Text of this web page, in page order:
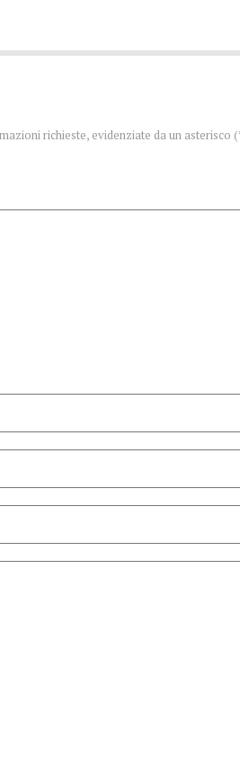
richieste, evidenziate da un asterisco